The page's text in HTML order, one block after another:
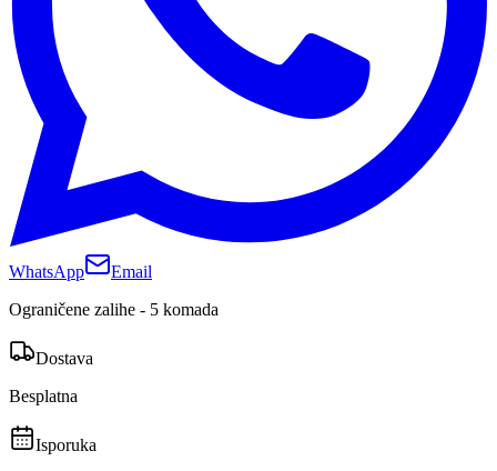
WhatsApp
Email
Ograničene zalihe - 5 komada
Dostava
Besplatna
Isporuka